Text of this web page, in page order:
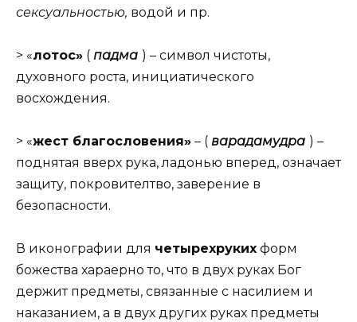
сексуальностью, водой и пр.
> «лотос» ( падма ) – символ чистоты,
духовного роста, инициатического
восхождения.
> «жест благословения» – ( варадамудра ) –
поднятая вверх рука, ладонью вперед, означает
защиту, покровителтво, заверение в
безопасности.
В иконографии для четырехруких форм
божества хараерно то, что в двух руках Бог
держит предметы, связанные с насилием и
наказанием, а в двух других руках предметы